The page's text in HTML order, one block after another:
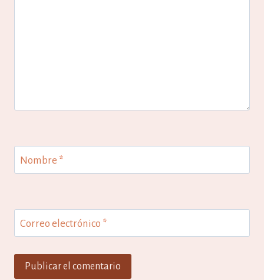
Nombre *
Correo electrónico *